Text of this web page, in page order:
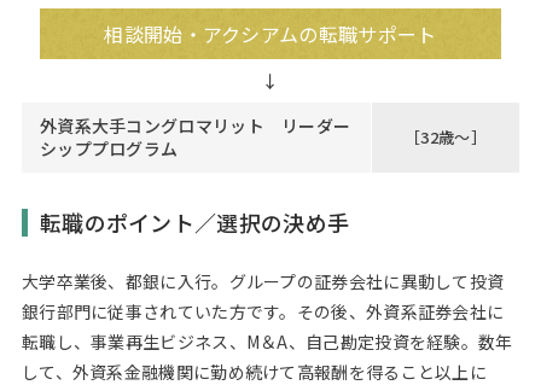
相談開始・アクシアムの転職サポート
外資系大手コングロマリット リーダー
シッププログラム
［32歳～］
転職のポイント／選択の決め手
大学卒業後、都銀に入行。グループの証券会社に異動して投資
銀行部門に従事されていた方です。その後、外資系証券会社に
転職し、事業再生ビジネス、M＆A、自己勘定投資を経験。数年
して、外資系金融機関に勤め続けて高報酬を得ること以上に